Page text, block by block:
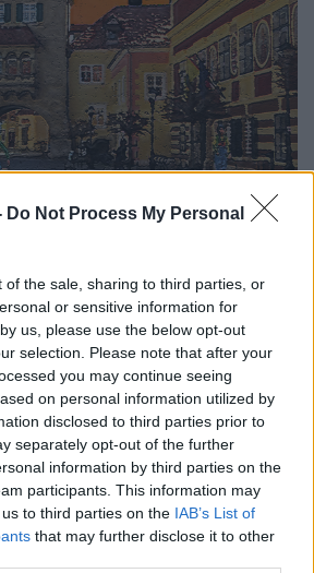
Do Not Process My Personal
of the sale, sharing to third parties, or
or sensitive information for
us, please use the below opt-out
selection. Please note that after your
you may continue seeing
on personal information utilized by
disclosed to third parties prior to
separately opt-out of the further
information by third parties on the
participants. This information may
to third parties on the IAB’s List of
that may further disclose it to other
a legfinomabb kebab
02.
idején máshogy is
az események, így még a
az Oszmán
gondolva pedig nem az EU
hanem Erdoganra és
volna le a voksunkat.